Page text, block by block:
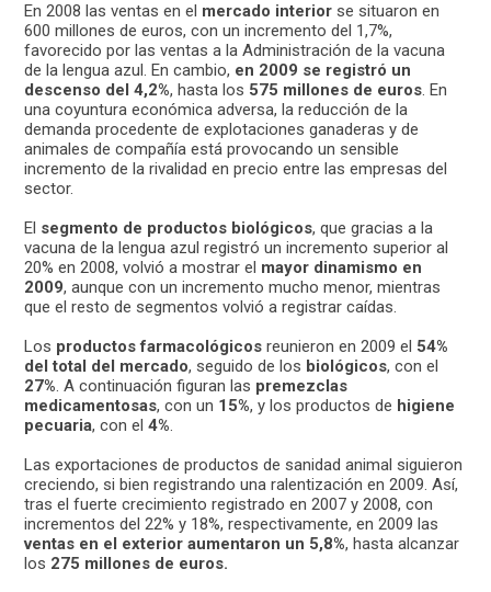
En 2008 las ventas en el mercado interior se situaron en
600 millones de euros, con un incremento del 1,7%,
favorecido por las ventas a la Administración de la vacuna
de la lengua azul. En cambio, en 2009 se registró un
descenso del 4,2%, hasta los 575 millones de euros. En
una coyuntura económica adversa, la reducción de la
demanda procedente de explotaciones ganaderas y de
animales de compañía está provocando un sensible
incremento de la rivalidad en precio entre las empresas del
sector.
El segmento de productos biológicos, que gracias a la
vacuna de la lengua azul registró un incremento superior al
20% en 2008, volvió a mostrar el mayor dinamismo en
2009, aunque con un incremento mucho menor, mientras
que el resto de segmentos volvió a registrar caídas.
Los productos farmacológicos reunieron en 2009 el 54%
del total del mercado, seguido de los biológicos, con el
27%. A continuación figuran las premezclas
medicamentosas, con un 15%, y los productos de higiene
pecuaria, con el4%.
Las exportaciones de productos de sanidad animal siguieron
creciendo, si bien registrando una ralentización en 2009. Así,
tras el fuerte crecimiento registrado en 2007 y 2008, con
incrementos del 22% y 18%, respectivamente, en 2009 las
ventas en el exterior aumentaron un 5,8%, hasta alcanzar
los 275 millones de euros.